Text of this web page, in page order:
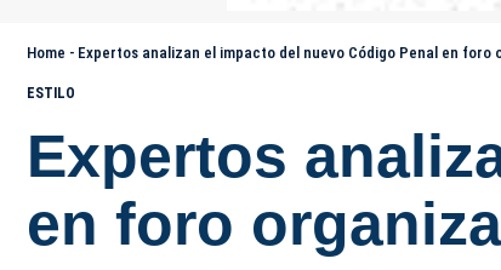
Home - Expertos analizan el impacto del nuevo Código Penal en
ESTILO
Expertos
en foro